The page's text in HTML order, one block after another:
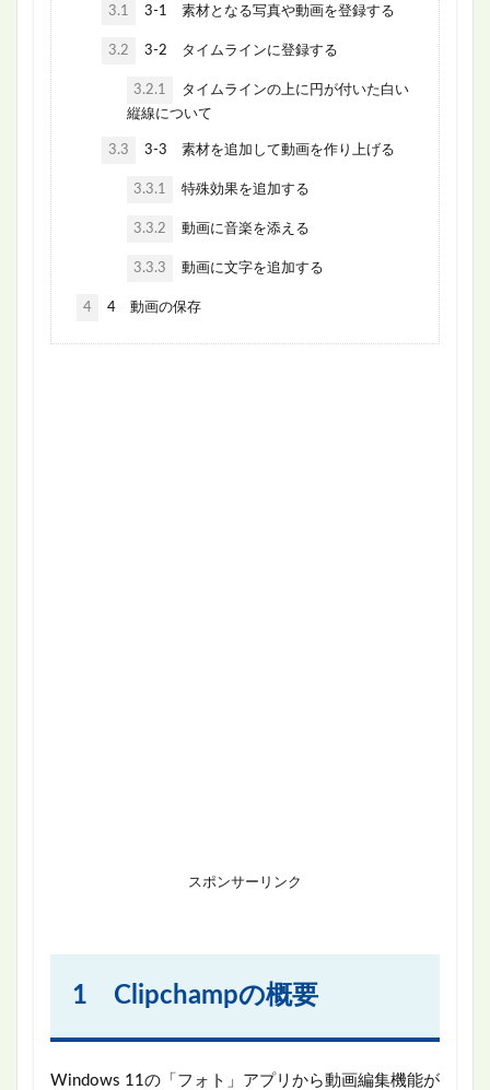
3.1 3-1 素材となる写真や動画を登録する
3.2 3-2 タイムラインに登録する
3.2.1
タイムラインの上に円が付いた白い
縦線について
3.3 3-3 素材を追加して動画を作り上げる
3.3.1 特殊効果を追加する
3.3.2 動画に音楽を添える
3.3.3 動画に文字を追加する
4 4 動画の保存
スポンサーリンク
1 Clipchampの概要
Windows 11の「フォト」アプリから動画編集機能が